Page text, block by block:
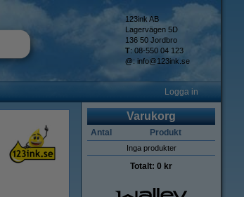
123ink AB
Lagervägen 5D
136 50 Jordbro
T: 08-550 04 123
@: info@123ink.se
Logga in
Varukorg
Antal Produkt
Inga produkter
Totalt: 0 kr